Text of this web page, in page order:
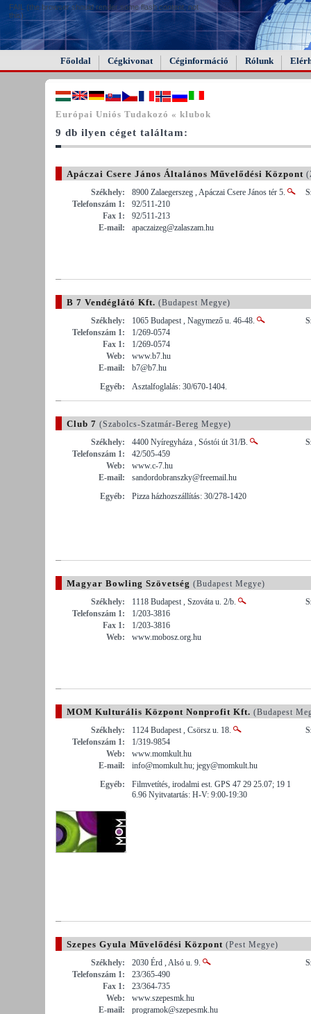
FAIL (the browser should render some flash content, not
this).
Főoldal Cégkivonat Céginformáció Rólunk
Európai Uniós Tudakozó « klubok
9 db ilyen céget találtam:
Apáczai Csere János Általános Művelődési Központ
Székhely:
8900 Zalaegerszeg , Apáczai Csere János tér 5.
Telefonszám 1:
92/511-210
Fax 1:
92/511-213
E-mail:
apaczaizeg@zalaszam.hu
B 7 Vendéglátó Kft. (Budapest Megye)
Székhely:
1065 Budapest , Nagymező u. 46-48.
Telefonszám 1:
1/269-0574
Fax 1:
1/269-0574
Web:
www.b7.hu
E-mail:
b7@b7.hu
Egyéb:
Asztalfoglalás: 30/670-1404.
Club 7 (Szabolcs-Szatmár-Bereg Megye)
Székhely:
4400 Nyíregyháza , Sóstói út 31/B.
Telefonszám 1:
42/505-459
Web:
www.c-7.hu
E-mail:
sandordobranszky@freemail.hu
Egyéb:
Pizza házhozszállítás: 30/278-1420
Magyar Bowling Szövetség (Budapest Megye)
Székhely:
1118 Budapest , Szováta u. 2/b.
Telefonszám 1:
1/203-3816
Fax 1:
1/203-3816
Web:
www.mobosz.org.hu
MOM Kulturális Központ Nonprofit Kft. (Budapest
Székhely:
1124 Budapest , Csörsz u. 18.
Telefonszám 1:
1/319-9854
Web:
www.momkult.hu
E-mail:
info@momkult.hu; jegy@momkult.hu
Egyéb:
Filmvetítés, irodalmi est. GPS 47 29 25.07; 19 1
6.96 Nyitvatartás: H-V: 9:00-19:30
Szepes Gyula Művelődési Központ (Pest Megye)
Székhely:
2030 Érd , Alsó u. 9.
Telefonszám 1:
23/365-490
Fax 1:
23/364-735
Web:
www.szepesmk.hu
E-mail:
programok@szepesmk.hu